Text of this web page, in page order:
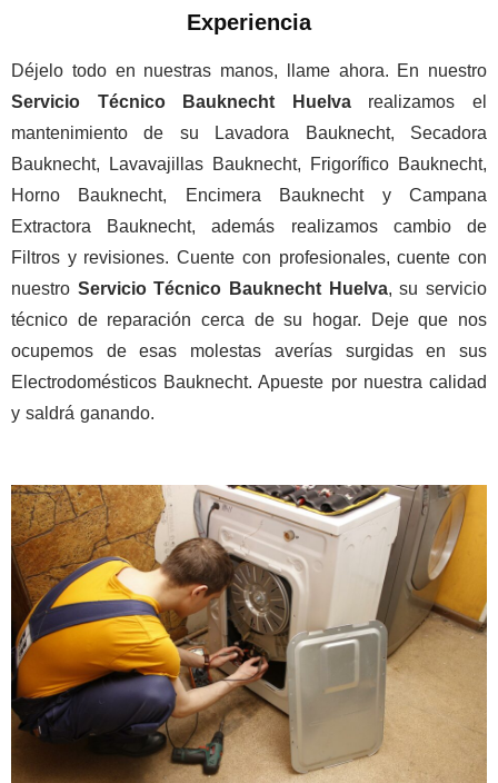
Experiencia
Déjelo todo en nuestras manos, llame ahora. En nuestro
Servicio Técnico Bauknecht Huelvarealizamos el
mantenimiento de su Lavadora Bauknecht, Secadora
Bauknecht, Lavavajillas Bauknecht, Frigorífico Bauknecht,
Horno Bauknecht, Encimera Bauknecht y Campana
Extractora Bauknecht, además realizamos cambio de
Filtros y revisiones. Cuente con profesionales, cuente con
nuestro Servicio Técnico Bauknecht Huelva, su servicio
técnico de reparación cerca de su hogar. Deje que nos
ocupemos de esas molestas averías surgidas en sus
Electrodomésticos Bauknecht. Apueste por nuestra calidad
y saldrá ganando.